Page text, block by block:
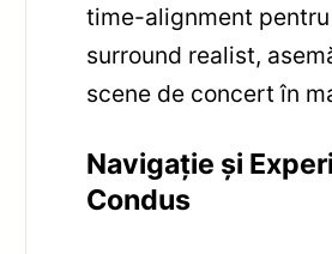
time-alignment
surround realist,
scene de concert în
Navigație și
Condus